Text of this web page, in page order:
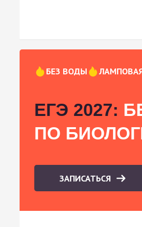
БЕЗ ВОДЫ
ЕГЭ 2027:
ПО
ЗАПИСАТЬСЯ